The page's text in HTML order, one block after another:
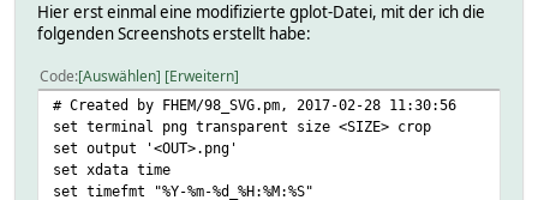
Hier erst einmal eine modifizierte gplot-Datei, mit der ich die
folgenden Screenshots erstellt habe:
Code Auswählen Erweitern
# Created by FHEM/98_SVG.pm, 2017-02-28 11:30:56
set terminal png transparent size <SIZE> crop
set output '<OUT>.png'
set xdata time
set timefmt "%Y-%m-%d_%H:%M:%S"